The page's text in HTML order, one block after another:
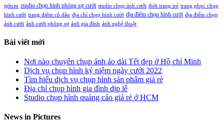
tphcm studio chụp hình phóng sự cưới studio chụp ảnh cưới thời trang trẻ trang phục chụp
hình cưới trang điểm cô dâu địa chỉ chụp hình cưới địa điểm chụp hình cưới địa điểm chụp
ảnh cưới ảnh cưới phóng sự ảnh gia đình ảnh nghệ thuật
Bài viết mới
Nơi nào chuyên chụp ảnh áo dài Tết đẹp ở Hồ chí Minh
Dịch vụ chụp hình kỷ niệm ngày cưới 2022
Tìm hiểu dịch vụ chụp hình sản phẩm giá rẻ
Địa chỉ chụp hình gia đình dịp lễ
Studio chụp hình quảng cáo giá rẻ ở HCM
News in Pictures